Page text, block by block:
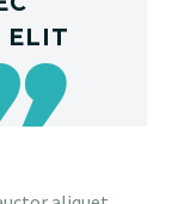
ELIT